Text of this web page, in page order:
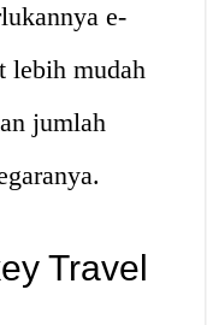
e-
lebih mudah
jumlah
Travel